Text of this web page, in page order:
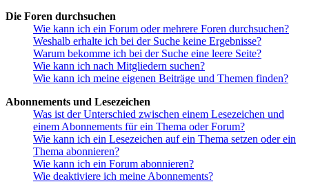
Die Foren durchsuchen
Wie kann ich ein Forum oder mehrere Foren durchsuchen?
Weshalb erhalte ich bei der Suche keine Ergebnisse?
Warum bekomme ich bei der Suche eine leere Seite?
Wie kann ich nach Mitgliedern suchen?
Wie kann ich meine eigenen Beiträge und Themen finden?
Abonnements und Lesezeichen
Was ist der Unterschied zwischen einem Lesezeichen und
einem Abonnements für ein Thema oder Forum?
Wie kann ich ein Lesezeichen auf ein Thema setzen oder ein
Thema abonnieren?
Wie kann ich ein Forum abonnieren?
Wie deaktiviere ich meine Abonnements?